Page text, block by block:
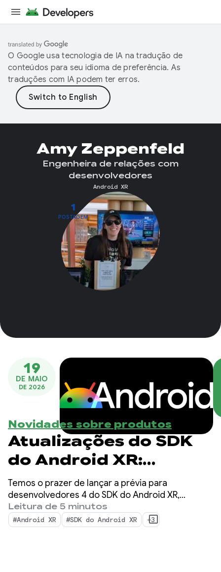
O Google usa tecnologia de IA na tradução de
conteúdos para seu idioma de preferência. As
traduções com IA podem ter erros.
1
POSTAGEM
Amy Zeppenfeld
Engenheira de relações com
desenvolvedores
Android XR
19
DE MAIO
DE 2026
Novidades sobre produtos
Atualizações do SDK
do Android XR:
lançamento da prévia
para desenvolvedores
4
Temos o prazer de lançar a prévia para
desenvolvedores 4 do SDK do Android XR,
continuando nosso foco na unificação do
desenvolvimento entre dispositivos para
headsets, óculos XR com fio e óculos inteligentes.
Leitura de 5 minutos
#Android XR #SDK do Android XR +3